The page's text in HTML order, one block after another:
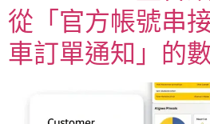
從「官方帳號串
車訂單通知」的